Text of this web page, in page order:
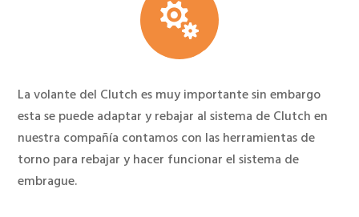

La volante del Clutch es muy importante sin embargo
esta se puede adaptar y rebajar al sistema de Clutch en
nuestra compañía contamos con las herramientas de
torno para rebajar y hacer funcionar el sistema de
embrague.